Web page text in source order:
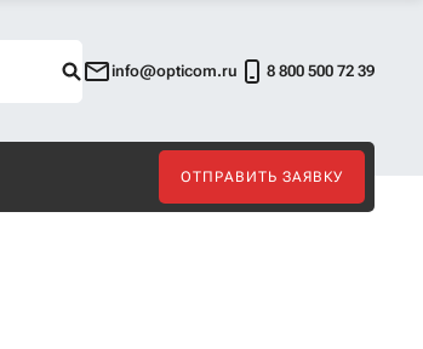
info@opticom.ru 8 800 500 72 39
ОТПРАВИТЬ ЗАЯВКУ